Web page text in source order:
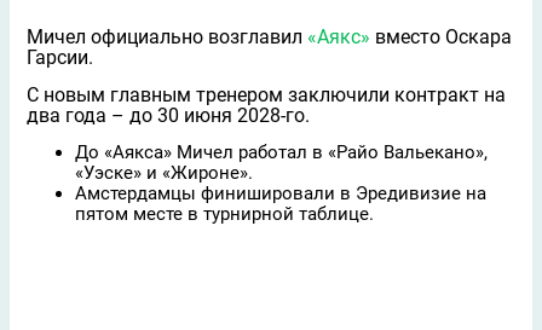
Мичел официально возглавил «Аякс» вместо Оскара
Гарсии.
С новым главным тренером заключили контракт на
два года – до 30 июня 2028-го.
До «Аякса» Мичел работал в «Райо Вальекано»,
«Уэске» и «Жироне».
Амстердамцы финишировали в Эредивизие на
пятом месте в турнирной таблице.